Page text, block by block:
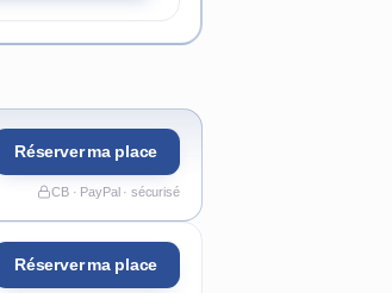
Réserver ma place
CB · PayPal · sécurisé
Réserver ma place